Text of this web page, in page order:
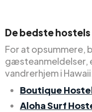
De bedste hostels
For at opsummere,
gæsteanmeldelser,
vandrerhjem i
Boutique
Aloha Surf